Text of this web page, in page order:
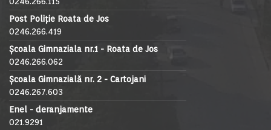
Post Poliție Roata de Jos
0246.266.419
Școala Gimnaziala nr.1 - Roata de Jos
0246.266.062
Școala Gimnazială nr. 2 - Cartojani
0246.267.603
Enel - deranjamente
021.9291